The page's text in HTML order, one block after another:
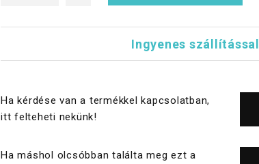
Ingyenes szállítással
Ha kérdése van a termékkel kapcsolatban,
itt felteheti nekünk!
Ha máshol olcsóbban találta meg ezt a